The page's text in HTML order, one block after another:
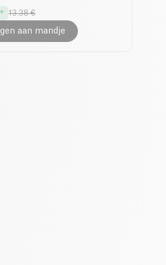
13.38 €
aan mandje
Your Options